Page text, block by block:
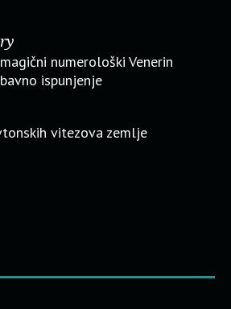
numerološki Venerin
ispunjenje
vitezova zemlje